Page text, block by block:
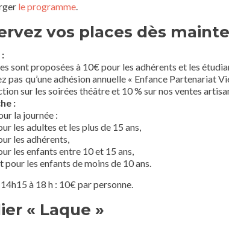
le programme.
vos places dès
sont proposées à 10€ pour les adhérents et les
pas qu’une adhésion annuelle « Enfance Partenariat
sur les soirées théâtre et 10 % sur nos ventes
:
la journée :
les adultes et les plus de 15 ans,
les adhérents,
les enfants entre 10 et 15 ans,
pour les enfants de moins de 10 ans.
à 18 h : 10€ par personne.
« Laque »